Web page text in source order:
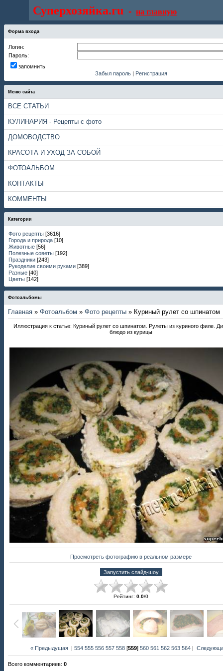
Суперхозяйка.ru - на главную
Форма входа
Логин:
Пароль:
запомнить
Забыл пароль | Регистрация
Меню сайта
ВСЕ СТАТЬИ
КУЛИНАРИЯ - Рецепты с фото
ДОМОВОДСТВО
КРАСОТА И УХОД ЗА СОБОЙ
ФОТОАЛЬБОМ
КОНТАКТЫ
КОММЕНТЫ
Категории
Фото рецепты [3616]
Города и природа [10]
Животные [56]
Полезные советы [192]
Праздники [243]
Рукоделие своими руками [389]
Разные [40]
Цветы [142]
Фотоальбомы
Главная » Фотоальбом » Фото рецепты » Куриный рулет со шпинатом
Иллюстрация к статье: Куриный рулет со шпинатом. Рулеты из куриного филе.
блюдо из курицы
Просмотреть фотографию в реальном размере
Рейтинг: 0.0/0
« Предыдущая |554 555 556 557 558 [559]560 561 562 563 564 |
Всего комментариев: 0